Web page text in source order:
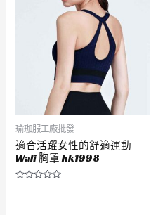
瑜珈服工廠批發
適合活躍女性的舒適運動
Wali 胸罩 hk1998